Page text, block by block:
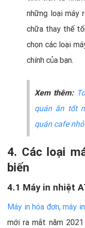
những loại máy
chữa thay thế
chọn các loại
chính của bạn.
Xem thêm:
quán ăn tốt
quán cafe nhỏ
4. Các loại
biến
4.1 Máy in nhiệt
Máy in hóa đơn, máy
mới ra mắt năm